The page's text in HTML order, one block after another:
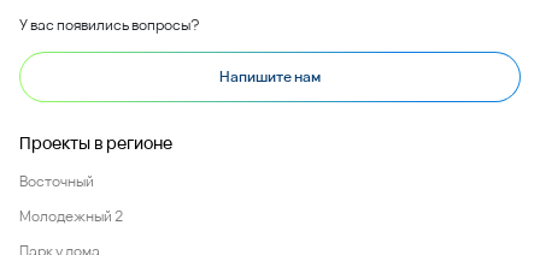
У вас появились вопросы?
Напишите нам
Проекты в регионе
Восточный
Молодежный 2
Парк у дома